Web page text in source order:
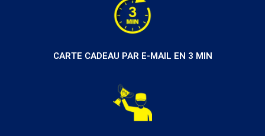
CARTE CADEAU PAR E-MAIL EN 3 MIN